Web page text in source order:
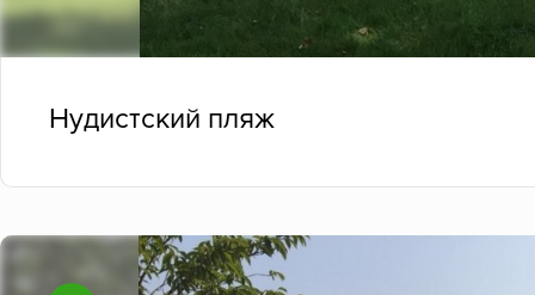
Нудистский пляж